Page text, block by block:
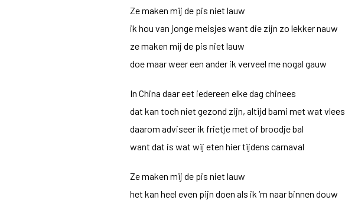
Ze maken mij de pis niet lauw
ik hou van jonge meisjes want die zijn zo lekker nauw
ze maken mij de pis niet lauw
doe maar weer een ander ik verveel me nogal gauw
In China daar eet iedereen elke dag chinees
dat kan toch niet gezond zijn, altijd bami met wat vlees
daarom adviseer ik frietje met of broodje bal
want dat is wat wij eten hier tijdens carnaval
Ze maken mij de pis niet lauw
het kan heel even pijn doen als ik ‘m naar binnen douw